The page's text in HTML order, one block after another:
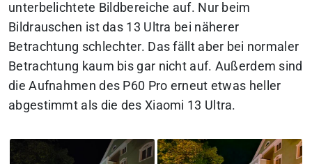
unterbelichtete Bildbereiche auf. Nur beim
Bildrauschen ist das 13 Ultra bei näherer
Betrachtung schlechter. Das fällt aber bei normaler
Betrachtung kaum bis gar nicht auf. Außerdem sind
die Aufnahmen des P60 Pro erneut etwas heller
abgestimmt als die des Xiaomi 13 Ultra.